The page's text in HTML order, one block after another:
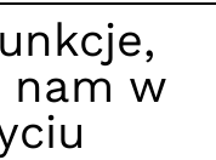
nam w